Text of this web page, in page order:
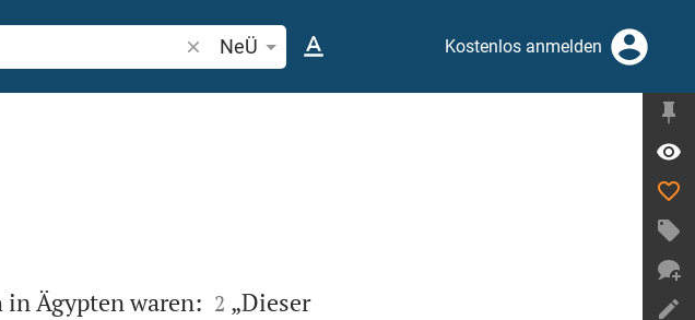
Bibelstelle oder Begriff suchen
NeÜ Kostenlos anmelden
in Ägypten waren:
2 „Dieser